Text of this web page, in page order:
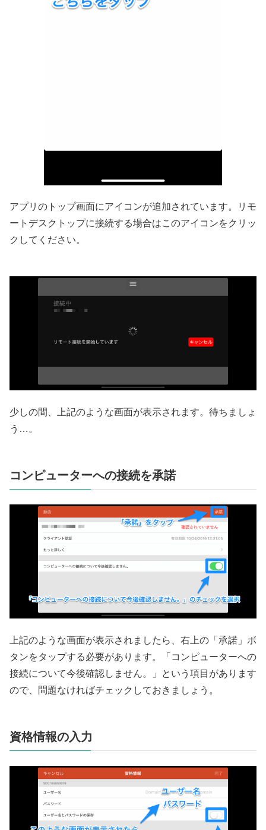
アプリのトップ画面にアイコンが追加されています。リモ
ートデスクトップに接続する場合はこのアイコンをクリッ
クしてください。
少しの間、上記のような画面が表示されます。待ちましょ
う…。
コンピューターへの接続を承諾
上記のような画面が表示されましたら、右上の「承諾」ボ
タンをタップする必要があります。「コンピューターへの
接続について今後確認しません。」という項目があります
ので、問題なければチェックしておきましょう。
資格情報の入力